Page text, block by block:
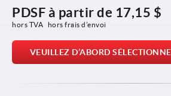
PDSF à partir de 17,15 $
hors TVA hors frais d’envoi
VEUILLEZ D’ABORD